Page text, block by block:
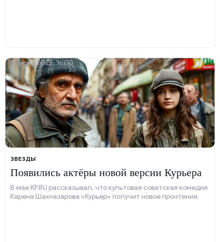
ЗВЕЗДЫ
Появились актёры новой версии Курьера
В мае KP.RU рассказывал, что культовая советская комедия
Карена Шахназарова «Курьер» получит новое прочтение.
15 июня 2026, 16:00